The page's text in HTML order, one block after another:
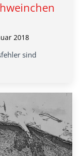
2018
sind